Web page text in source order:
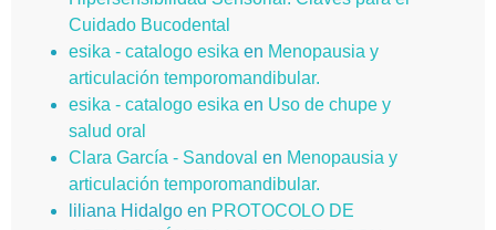
Cuidado Bucodental
esika - catalogo esika en Menopausia y
articulación temporomandibular.
esika - catalogo esika en Uso de chupe y
salud oral
Clara García - Sandoval en Menopausia y
articulación temporomandibular.
liliana Hidalgo en PROTOCOLO DE